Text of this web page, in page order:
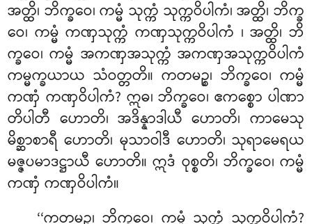
အတ္ထိ၊ ဘိက္ခဝေ၊ ကမ္မံ သုက္ကံ သုက္ကဝိပါကံ၊ အတ္ထိ၊ ဘိက္ခ
ဝေ၊ ကမ္မံ ကဏှသုက္ကံ ကဏှသုက္ကဝိပါကံ ၊ အတ္ထိ၊ ဘိ
က္ခဝေ၊ ကမ္မံ အကဏှအသုက္ကံ အကဏှအသုက္ကဝိပါကံ
ကမ္မက္ခယာယ သံဝတ္တတိ။ ကတမဉ္စ၊ ဘိက္ခဝေ၊ ကမ္မံ
ကဏှံ ကဏှဝိပါကံ? ဣဓ၊ ဘိက္ခဝေ၊ ဧကစ္စော ပါဏာ
တိပါတီ ဟောတိ၊ အဒိန္နာဒါယီ ဟောတိ၊ ကာမေသု
မိစ္ဆာစာရီ ဟောတိ၊ မုသာဝါဒီ ဟောတိ၊ သုရာမေရယ
မဇ္ဇပမာဒဋ္ဌာယီဟောတိ။ ဣဒံ ဝုစ္စတိ၊ ဘိက္ခဝေ၊ ကမ္မံ
ကဏှံ ကဏှဝိပါကံ။